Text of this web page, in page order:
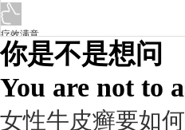
疗效满意
98%
你是不是想问
You are not to
女性牛皮癣要如